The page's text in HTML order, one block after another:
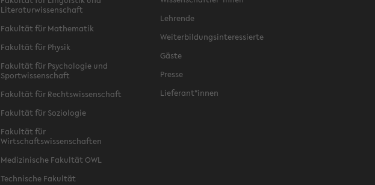
Literaturwissenschaft
Fakultät für Mathematik
Fakultät für Physik
Fakultät für Psychologie und
Sportwissenschaft
Fakultät für Rechtswissenschaft
Fakultät für Soziologie
Fakultät für
Wirtschaftswissenschaften
Medizinische Fakultät OWL
Technische Fakultät
Lehrende
Weiterbildungsinteressierte
Gäste
Presse
Lieferant*innen